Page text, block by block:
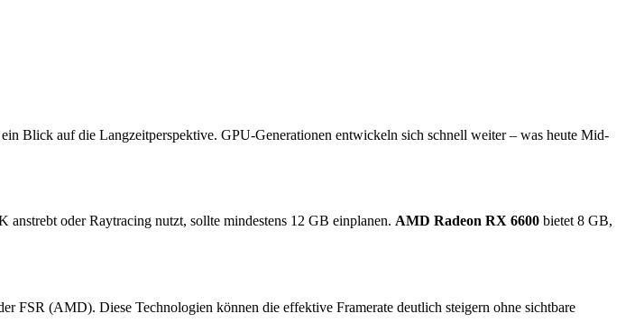
Blick auf die Langzeitperspektive. GPU-Generationen entwickeln sich schnell weiter – was heute Mid-
oder Raytracing nutzt, sollte mindestens 12 GB einplanen. AMD Radeon RX 6600 bietet 8 GB,
(AMD). Diese Technologien können die effektive Framerate deutlich steigern ohne sichtbare